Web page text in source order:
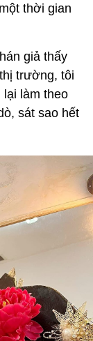
thời gian
giả thấy
trường, tôi
lại làm theo
sát sao hết